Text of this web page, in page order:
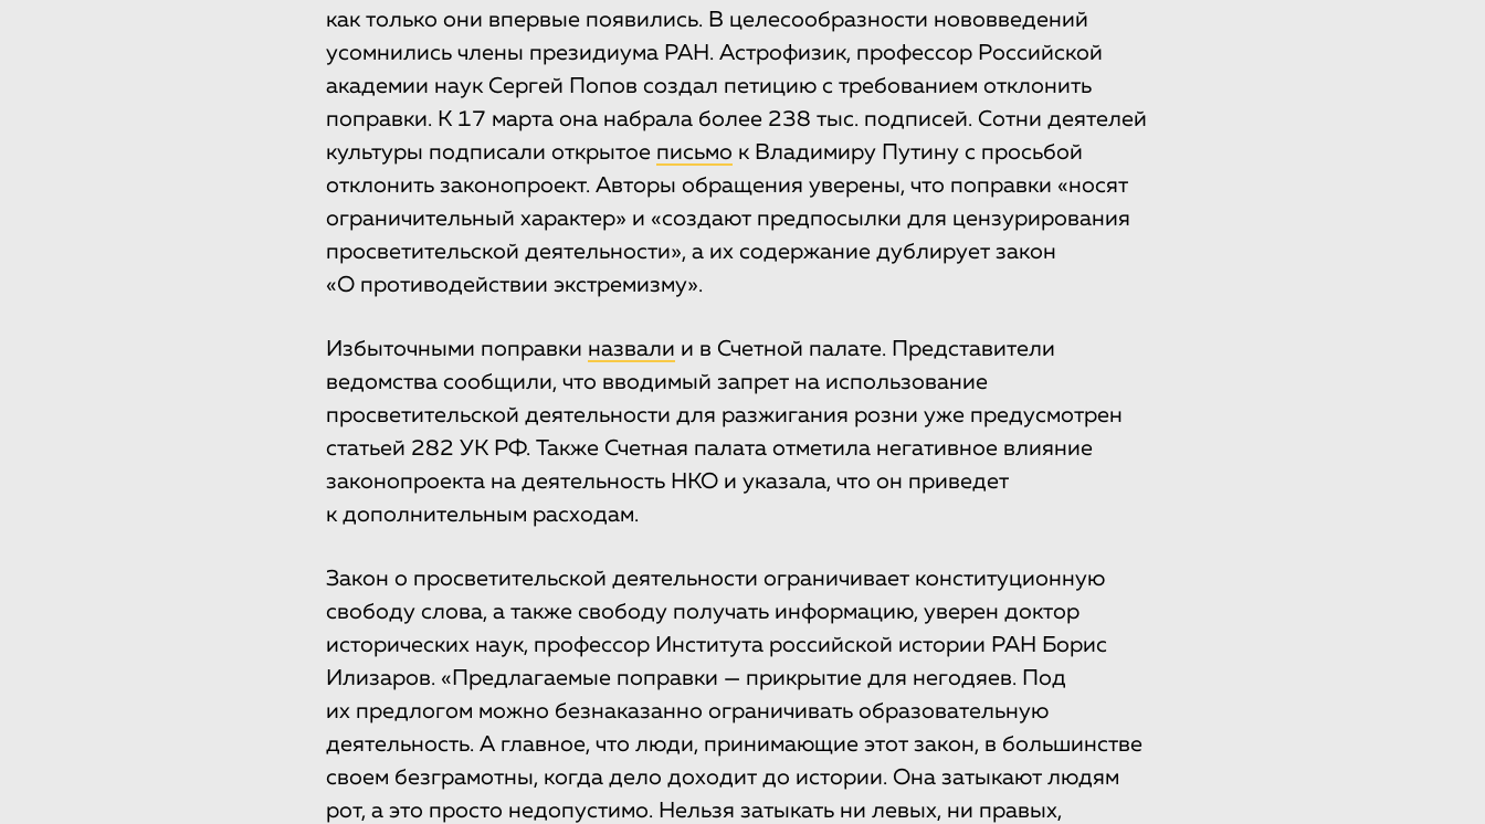
как только они впервые появились. В целесообразности нововведений
усомнились члены президиума РАН. Астрофизик, профессор Российской
академии наук Сергей Попов создал петицию с требованием отклонить
поправки. К 17 марта она набрала более 238 тыс. подписей. Сотни деятелей
культуры подписали открытое письмо к Владимиру Путину с просьбой
отклонить законопроект. Авторы обращения уверены, что поправки «носят
ограничительный характер» и «создают предпосылки для цензурирования
просветительской деятельности», а их содержание дублирует закон
«О противодействии экстремизму».
Избыточными поправки назвали и в Счетной палате. Представители
ведомства сообщили, что вводимый запрет на использование
просветительской деятельности для разжигания розни уже предусмотрен
статьей 282 УК РФ. Также Счетная палата отметила негативное влияние
законопроекта на деятельность НКО и указала, что он приведет
к дополнительным расходам.
Закон о просветительской деятельности ограничивает конституционную
свободу слова, а также свободу получать информацию, уверен доктор
исторических наук, профессор Института российской истории РАН Борис
Илизаров. «Предлагаемые поправки — прикрытие для негодяев. Под
их предлогом можно безнаказанно ограничивать образовательную
деятельность. А главное, что люди, принимающие этот закон, в большинстве
своем безграмотны, когда дело доходит до истории. Она затыкают людям
рот, а это просто недопустимо. Нельзя затыкать ни левых, ни правых,